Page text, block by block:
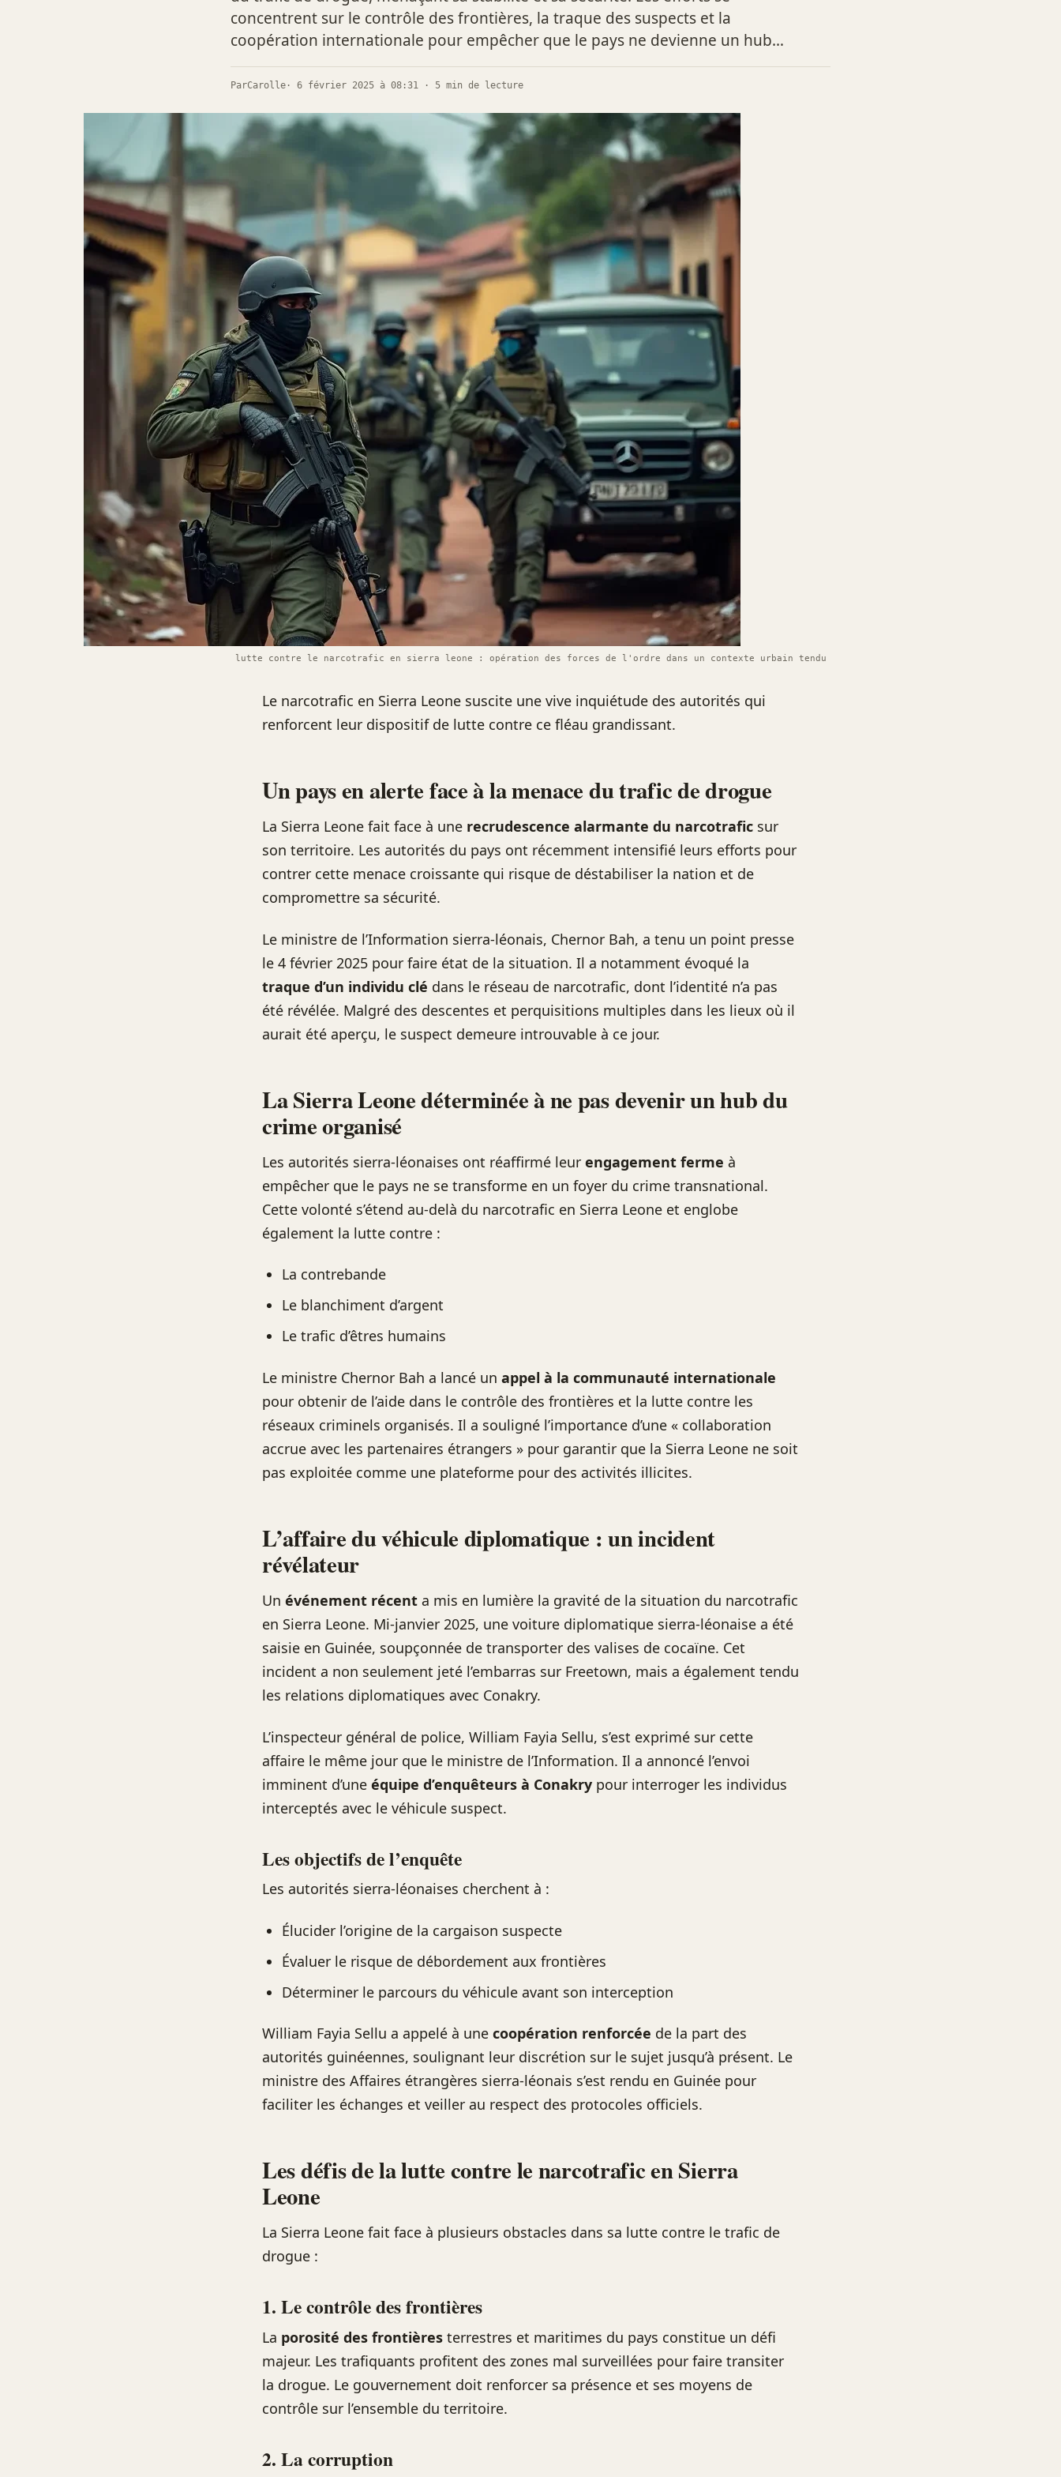
concentrent sur le contrôle des frontières, la traque des suspects et la
coopération internationale pour empêcher que le pays ne devienne un hub…
ParCarolle · 6 février 2025 à 08:31 · 5 min de lecture
lutte contre le narcotrafic en sierra leone : opération des forces de l'ordre dans un contexte urbain tendu
Le narcotrafic en Sierra Leone suscite une vive inquiétude des autorités qui
renforcent leur dispositif de lutte contre ce fléau grandissant.
Un pays en alerte face à la menace du trafic de drogue
La Sierra Leone fait face à une recrudescence alarmante du narcotrafic sur
son territoire. Les autorités du pays ont récemment intensifié leurs efforts pour
contrer cette menace croissante qui risque de déstabiliser la nation et de
compromettre sa sécurité.
Le ministre de l’Information sierra-léonais, Chernor Bah, a tenu un point presse
le 4 février 2025 pour faire état de la situation. Il a notamment évoqué la
traque d’un individu clé dans le réseau de narcotrafic, dont l’identité n’a pas
été révélée. Malgré des descentes et perquisitions multiples dans les lieux où il
aurait été aperçu, le suspect demeure introuvable à ce jour.
La Sierra Leone déterminée à ne pas devenir un hub du
crime organisé
Les autorités sierra-léonaises ont réaffirmé leur engagement ferme à
empêcher que le pays ne se transforme en un foyer du crime transnational.
Cette volonté s’étend au-delà du narcotrafic en Sierra Leone et englobe
également la lutte contre :
La contrebande
Le blanchiment d’argent
Le trafic d’êtres humains
Le ministre Chernor Bah a lancé un appel à la communauté internationale
pour obtenir de l’aide dans le contrôle des frontières et la lutte contre les
réseaux criminels organisés. Il a souligné l’importance d’une « collaboration
accrue avec les partenaires étrangers » pour garantir que la Sierra Leone ne soit
pas exploitée comme une plateforme pour des activités illicites.
L’affaire du véhicule diplomatique : un incident
révélateur
Un événement récent a mis en lumière la gravité de la situation du narcotrafic
en Sierra Leone. Mi-janvier 2025, une voiture diplomatique sierra-léonaise a été
saisie en Guinée, soupçonnée de transporter des valises de cocaïne. Cet
incident a non seulement jeté l’embarras sur Freetown, mais a également tendu
les relations diplomatiques avec Conakry.
L’inspecteur général de police, William Fayia Sellu, s’est exprimé sur cette
affaire le même jour que le ministre de l’Information. Il a annoncé l’envoi
imminent d’une équipe d’enquêteurs à Conakry pour interroger les individus
interceptés avec le véhicule suspect.
Les objectifs de l’enquête
Les autorités sierra-léonaises cherchent à :
Élucider l’origine de la cargaison suspecte
Évaluer le risque de débordement aux frontières
Déterminer le parcours du véhicule avant son interception
William Fayia Sellu a appelé à une coopération renforcée de la part des
autorités guinéennes, soulignant leur discrétion sur le sujet jusqu’à présent. Le
ministre des Affaires étrangères sierra-léonais s’est rendu en Guinée pour
faciliter les échanges et veiller au respect des protocoles officiels.
Les défis de la lutte contre le narcotrafic en Sierra
Leone
La Sierra Leone fait face à plusieurs obstacles dans sa lutte contre le trafic de
drogue :
1. Le contrôle des frontières
La porosité des frontières terrestres et maritimes du pays constitue un défi
majeur. Les trafiquants profitent des zones mal surveillées pour faire transiter
la drogue. Le gouvernement doit renforcer sa présence et ses moyens de
contrôle sur l’ensemble du territoire.
2. La corruption